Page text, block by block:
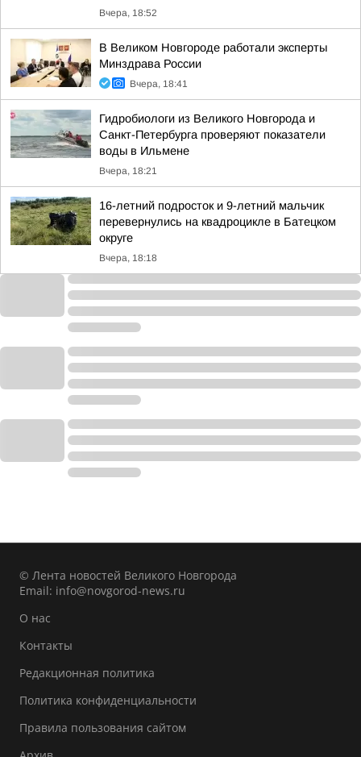
Вчера, 18:52
В Великом Новгороде работали эксперты
Минздрава России
Вчера, 18:41
Гидробиологи из Великого Новгорода и
Санкт-Петербурга проверяют показатели
воды в Ильмене
Вчера, 18:21
16-летний подросток и 9-летний мальчик
перевернулись на квадроцикле в Батецком
округе
Вчера, 18:18
© Лента новостей Великого Новгорода
Email: info@novgorod-news.ru
О нас
Контакты
Редакционная политика
Политика конфиденциальности
Правила пользования сайтом